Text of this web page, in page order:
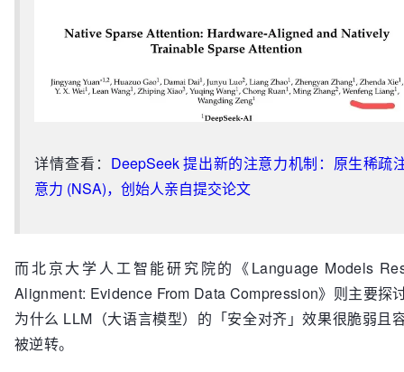
详情查看： DeepSeek 提出新的注意力机制：原生稀疏
意力 (NSA)，创始人亲自提交论文
而北京大学人工智能研究院的《Language Models
Alignment: Evidence From Data Compression》则主要探
为什么 LLM（大语言模型）的「安全对齐」效果很脆弱且
被逆转。